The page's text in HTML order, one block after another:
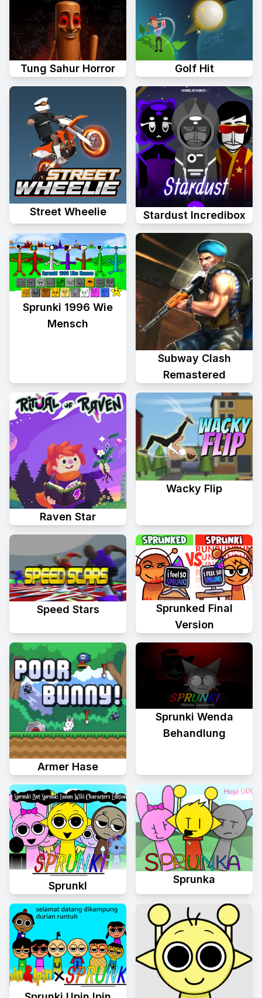
Tung Sahur Horror Golf Hit
Street Wheelie Stardust Incredibox
Sprunki 1996 Wie
Mensch
Subway Clash
Remastered
Raven Star
Wacky Flip
Speed Stars
Sprunked Final
Version
Armer Hase
Sprunki Wenda
Behandlung
Sprunkl
Sprunka